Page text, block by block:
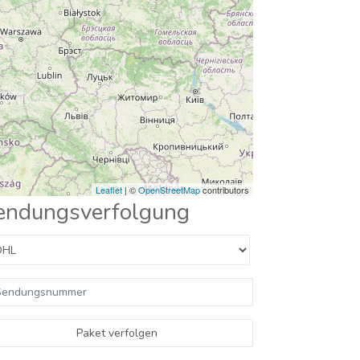
Leaflet | ©OpenStreetMapcontributors
Paket verfolgen